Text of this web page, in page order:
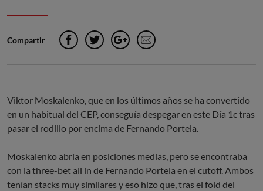
Compartir FacebookTwitterGoogle+
Viktor Moskalenko, que en los últimos años se ha convertido
en un habitual del CEP, conseguía despegar en este Día 1c tras
pasar el rodillo por encima de Fernando Portela.
Moskalenko abría en posiciones medias, pero se encontraba
con la three-bet all in de Fernando Portela en el cutoff. Ambos
tenían stacks muy similares y eso hizo que, tras el fold del